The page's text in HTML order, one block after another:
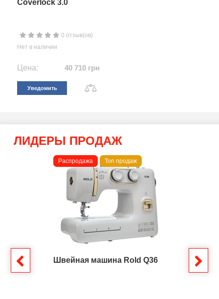
Coverlock 3.0
0 отзыв(ов)
Нет в наличии
Цена: 40 710 грн
Уведомить
ЛИДЕРЫ ПРОДАЖ
Распродажа Топ продаж
Швейная машина Rold Q36